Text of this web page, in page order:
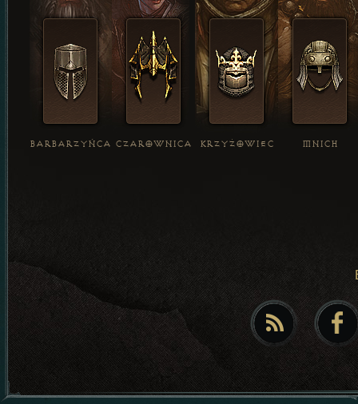
BARBARZYŃCA CZAROWNICA KRZYŻOWIEC MNICH